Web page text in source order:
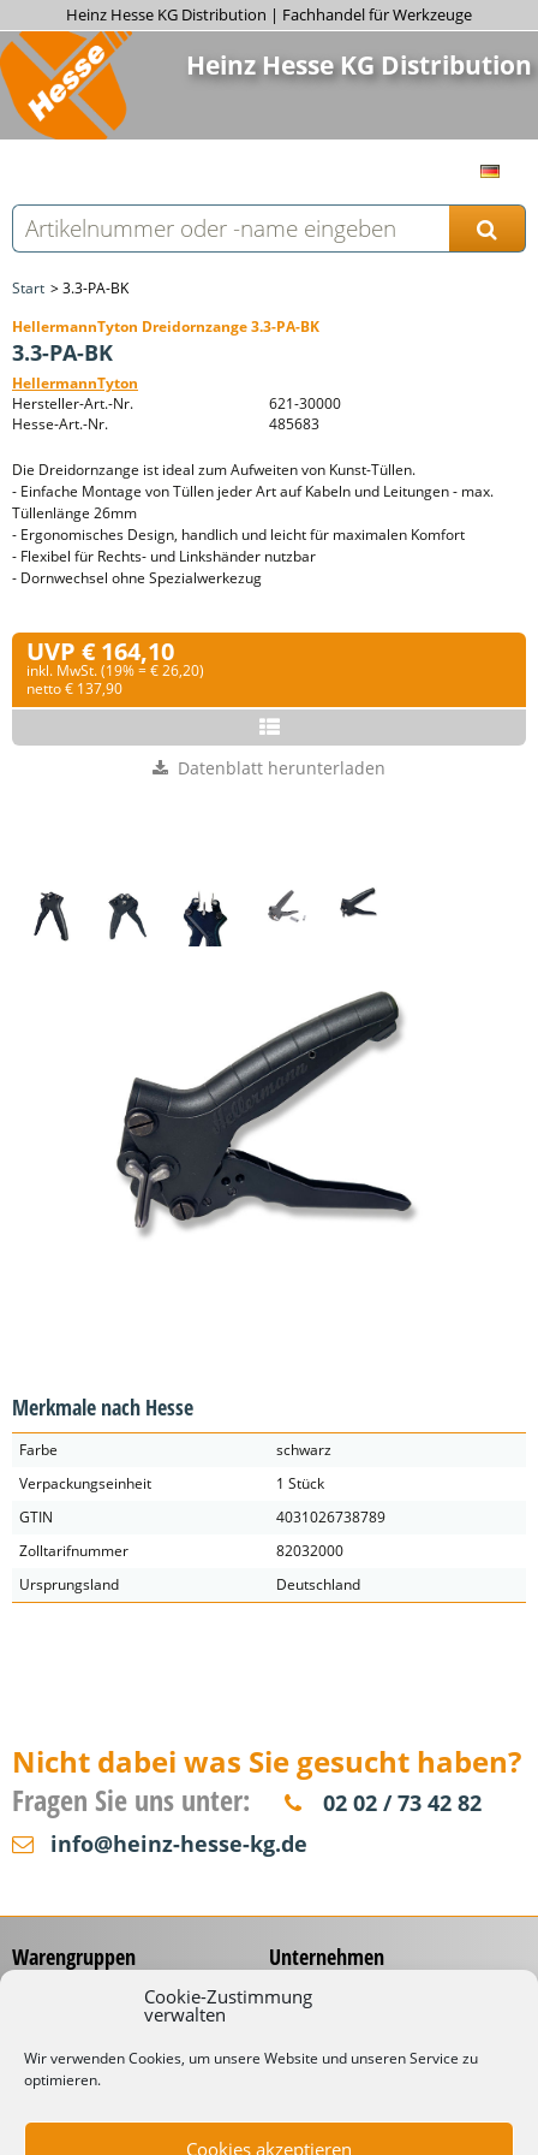
Cookie-Zustimmung
verwalten
Wir verwenden Cookies, um unsere Website und unseren Service zu
optimieren.
Cookies akzeptieren
Heinz Hesse KG Distribution | Fachhandel für Werkzeuge
Heinz Hesse KG Distribution
Start
3.3-PA-BK
HellermannTyton Dreidornzange 3.3-PA-BK
3.3-PA-BK
HellermannTyton
Hersteller-Art.-Nr.
621-30000
Hesse-Art.-Nr.
485683
Die Dreidornzange ist ideal zum Aufweiten von Kunst-Tüllen.
- Einfache Montage von Tüllen jeder Art auf Kabeln und Leitungen - max.
Tüllenlänge 26mm
- Ergonomisches Design, handlich und leicht für maximalen Komfort
- Flexibel für Rechts- und Linkshänder nutzbar
- Dornwechsel ohne Spezialwerkezug
UVP € 164,10
inkl. MwSt. (19% = € 26,20)
netto € 137,90
Datenblatt herunterladen
Merkmale nach Hesse
Farbe
schwarz
Verpackungseinheit
1 Stück
GTIN
4031026738789
Zolltarifnummer
82032000
Ursprungsland
Deutschland
Nicht dabei was Sie gesucht haben?
Fragen Sie uns unter:
02 02 / 73 42 82
info@heinz-hesse-kg.de
Warengruppen
Koffer & Taschen
Kabelbinder
Unternehmen
Service
Katalog